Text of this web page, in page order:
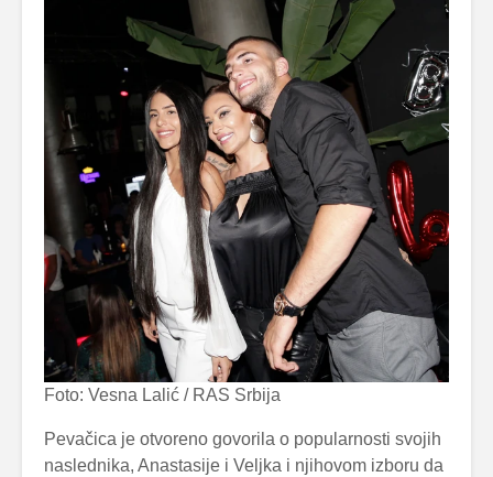
Foto: Vesna Lalić / RAS Srbija
Pevačica je otvoreno govorila o popularnosti svojih
naslednika, Anastasije i Veljka i njihovom izboru da